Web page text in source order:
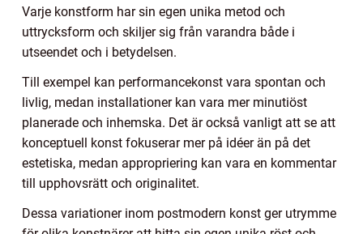
Varje konstform har sin egen unika metod och
uttrycksform och skiljer sig från varandra både i
utseendet och i betydelsen.
Till exempel kan performancekonst vara spontan och
livlig, medan installationer kan vara mer minutiöst
planerade och inhemska. Det är också vanligt att se att
konceptuell konst fokuserar mer på idéer än på det
estetiska, medan appropriering kan vara en kommentar
till upphovsrätt och originalitet.
Dessa variationer inom postmodern konst ger utrymme